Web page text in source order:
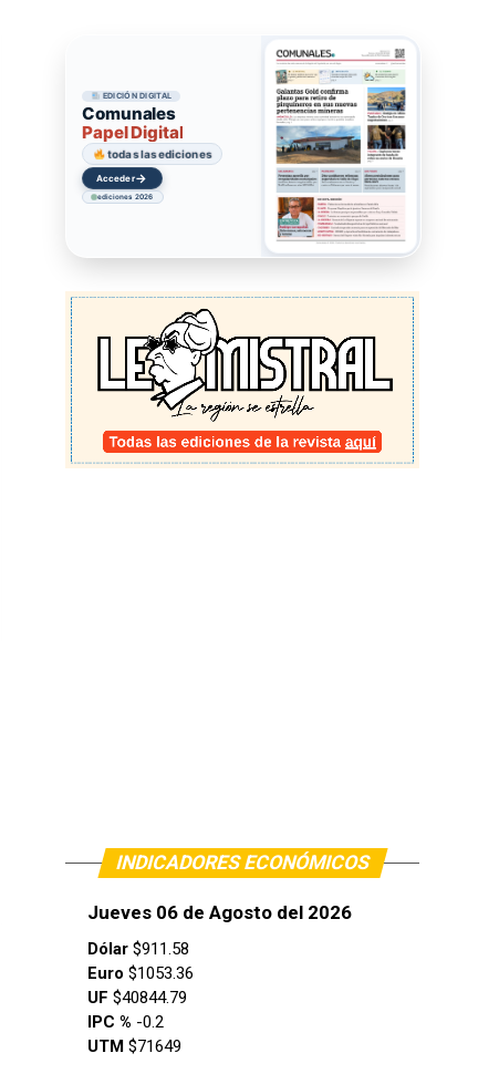
EDICIÓN DIGITAL
Comunales
Papel Digital
todas las ediciones
Acceder→
ediciones 2026
INDICADORES ECONÓMICOS
Jueves 06 de Agosto del 2026
Dólar $911.58
Euro $1053.36
UF $40844.79
IPC % -0.2
UTM $71649